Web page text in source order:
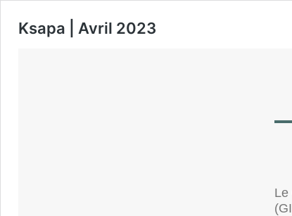
Ksapa | Avril 2023
Le